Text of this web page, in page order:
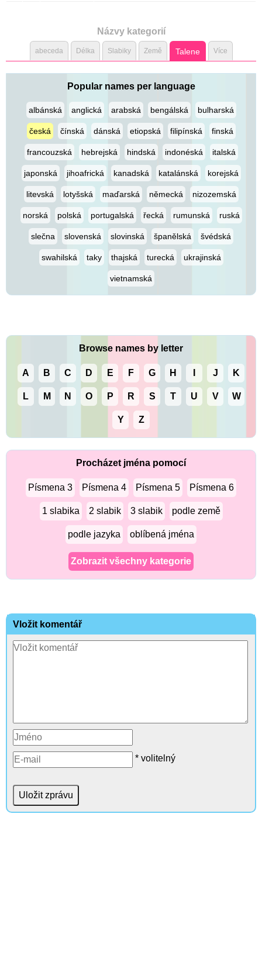
Názvy kategorií
abeceda Délka Slabiky Země Talene Více
Popular names per language
albánská anglická arabská bengálská bulharská
česká čínská dánská etiopská filipínská finská
francouzská hebrejská hindská indonéská italská
japonská jihoafrická kanadská katalánská korejská
litevská lotyšská maďarská německá nizozemská
norská polská portugalská řecká rumunská ruská
slečna slovenská slovinská španělská švédská
swahilská taky thajská turecká ukrajinská
vietnamská
Browse names by letter
A B C D E F G H J K
L M N O P R S T U V W
Y Z
Procházet jména pomocí
Písmena 3 Písmena 4 Písmena 5 Písmena 6
1 slabika 2 slabik 3 slabik podle země
podle jazyka oblíbená jména
Zobrazit všechny kategorie
Vložit komentář
* volitelný